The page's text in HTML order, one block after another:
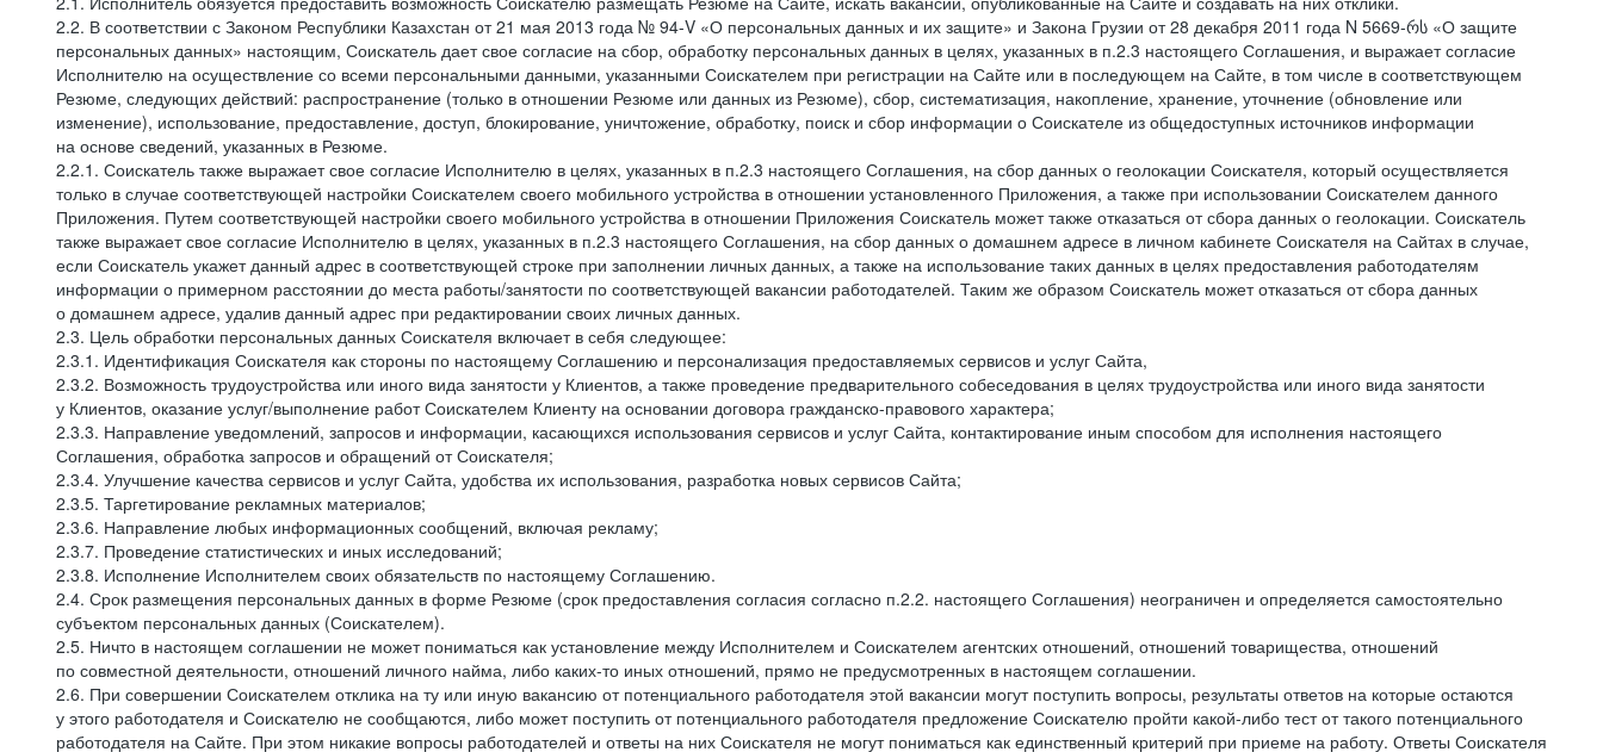
2.2. В соответствии с Законом Республики Казахстан от 21 мая 2013 года № 94-V «О персональных данных и их защите» и Закона Грузии от 28 декабря 2011 года N 5669-რს «О защите
персональных данных» настоящим, Соискатель дает свое согласие на сбор, обработку персональных данных в целях, указанных в п.2.3 настоящего Соглашения, и выражает согласие
Исполнителю на осуществление со всеми персональными данными, указанными Соискателем при регистрации на Сайте или в последующем на Сайте, в том числе в соответствующем
Резюме, следующих действий: распространение (только в отношении Резюме или данных из Резюме), сбор, систематизация, накопление, хранение, уточнение (обновление или
изменение), использование, предоставление, доступ, блокирование, уничтожение, обработку, поиск и сбор информации о Соискателе из общедоступных источников информации
на основе сведений, указанных в Резюме.
2.2.1. Соискатель также выражает свое согласие Исполнителю в целях, указанных в п.2.3 настоящего Соглашения, на сбор данных о геолокации Соискателя, который осуществляется
только в случае соответствующей настройки Соискателем своего мобильного устройства в отношении установленного Приложения, а также при использовании Соискателем данного
Приложения. Путем соответствующей настройки своего мобильного устройства в отношении Приложения Соискатель может также отказаться от сбора данных о геолокации. Соискатель
также выражает свое согласие Исполнителю в целях, указанных в п.2.3 настоящего Соглашения, на сбор данных о домашнем адресе в личном кабинете Соискателя на Сайтах в случае,
если Соискатель укажет данный адрес в соответствующей строке при заполнении личных данных, а также на использование таких данных в целях предоставления работодателям
информации о примерном расстоянии до места работы/занятости по соответствующей вакансии работодателей. Таким же образом Соискатель может отказаться от сбора данных
о домашнем адресе, удалив данный адрес при редактировании своих личных данных.
2.3. Цель обработки персональных данных Соискателя включает в себя следующее:
2.3.1. Идентификация Соискателя как стороны по настоящему Соглашению и персонализация предоставляемых сервисов и услуг Сайта,
2.3.2. Возможность трудоустройства или иного вида занятости у Клиентов, а также проведение предварительного собеседования в целях трудоустройства или иного вида занятости
у Клиентов, оказание услуг/выполнение работ Соискателем Клиенту на основании договора гражданско-правового характера;
2.3.3. Направление уведомлений, запросов и информации, касающихся использования сервисов и услуг Сайта, контактирование иным способом для исполнения настоящего
Соглашения, обработка запросов и обращений от Соискателя;
2.3.4. Улучшение качества сервисов и услуг Сайта, удобства их использования, разработка новых сервисов Сайта;
2.3.5. Таргетирование рекламных материалов;
2.3.6. Направление любых информационных сообщений, включая рекламу;
2.3.7. Проведение статистических и иных исследований;
2.3.8. Исполнение Исполнителем своих обязательств по настоящему Соглашению.
2.4. Срок размещения персональных данных в форме Резюме (срок предоставления согласия согласно п.2.2. настоящего Соглашения) неограничен и определяется самостоятельно
субъектом персональных данных (Соискателем).
2.5. Ничто в настоящем соглашении не может пониматься как установление между Исполнителем и Соискателем агентских отношений, отношений товарищества, отношений
по совместной деятельности, отношений личного найма, либо каких-то иных отношений, прямо не предусмотренных в настоящем соглашении.
2.6. При совершении Соискателем отклика на ту или иную вакансию от потенциального работодателя этой вакансии могут поступить вопросы, результаты ответов на которые остаются
у этого работодателя и Соискателю не сообщаются, либо может поступить от потенциального работодателя предложение Соискателю пройти какой-либо тест от такого потенциального
работодателя на Сайте. При этом никакие вопросы работодателей и ответы на них Соискателя не могут пониматься как единственный критерий при приеме на работу. Ответы Соискателя